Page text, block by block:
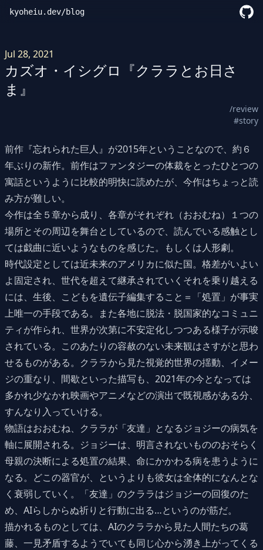
kyoheiu.dev/blog
Jul 28, 2021
カズオ・イシグロ『クララとお日さ
ま』
/review
#story
前作『忘れられた巨人』が2015年ということなので、約６
年ぶりの新作。前作はファンタジーの体裁をとったひとつの
寓話というように比較的明快に読めたが、今作はちょっと読
み方が難しい。
今作は全５章から成り、各章がそれぞれ（おおむね）１つの
場所とその周辺を舞台としているので、読んでいる感触とし
ては戯曲に近いようなものを感じた。もしくは人形劇。
時代設定としては近未来のアメリカに似た国。格差がいよい
よ固定され、世代を超えて継承されていくそれを乗り越える
には、生後、こどもを遺伝子編集すること＝「処置」が事実
上唯一の手段である。また各地に脱法・脱国家的なコミュニ
ティが作られ、世界が次第に不安定化しつつある様子が示唆
されている。このあたりの容赦のない未来観はさすがと思わ
せるものがある。クララから見た視覚的世界の揺動、イメー
ジの重なり、間歇といった描写も、2021年の今となっては
多かれ少なかれ映画やアニメなどの演出で既視感がある分、
すんなり入っていける。
物語はおおむね、クララが「友達」となるジョジーの病気を
軸に展開される。ジョジーは、明言されないもののおそらく
母親の決断による処置の結果、命にかかわる病を患うように
なる。どこの器官が、というよりも彼女は全体的になんとな
く衰弱していく。「友達」のクララはジョジーの回復のた
め、AIらしからぬ祈りと行動に出る…というのが筋だ。
描かれるものとしては、AIのクララから見た人間たちの葛
藤、一見矛盾するようでいても同じ心から湧き上がってくる